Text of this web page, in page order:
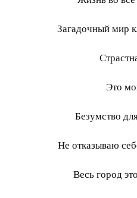
Загадочный мир
Это
Безумство
Не отказываю
Весь город